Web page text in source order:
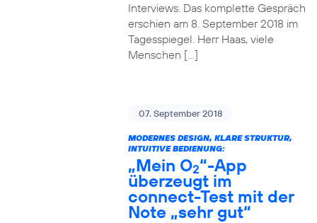
Interviews. Das komplette Gespräch
erschien am 8. September 2018 im
Tagesspiegel. Herr Haas, viele
Menschen […]
07. September 2018
MODERNES DESIGN, KLARE STRUKTUR,
INTUITIVE BEDIENUNG:
„Mein O2“-App
überzeugt im
connect-Test mit der
Note „sehr gut“